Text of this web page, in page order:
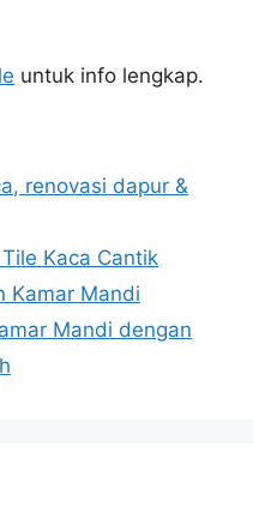
untuk info lengkap.
renovasi dapur &
Kaca Cantik
Kamar Mandi
Mandi dengan